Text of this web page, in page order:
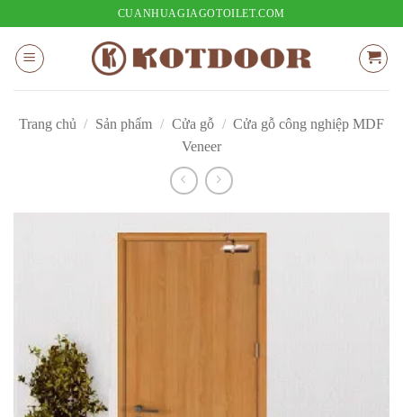
nội
dung
CUANHUAGIAGOTOILET.COM
Trang chủ / Sản phẩm / Cửa gỗ / Cửa gỗ công nghiệp MDF
Veneer